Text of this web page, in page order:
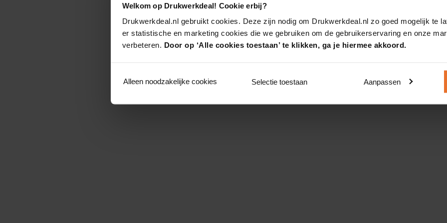
Welkom op Drukwerkdeal! Cookie erbij?
Drukwerkdeal.nl gebruikt cookies. Deze zijn nodig om Drukwerkdeal.nl zo goed mogelijk te
er statistische en marketing cookies die we gebruiken om de gebruikerservaring en onze
verbeteren. Door op ‘Alle cookies toestaan’ te klikken, ga je hiermee akkoord.
Alleen noodzakelijke cookies Selectie toestaan Aanpassen